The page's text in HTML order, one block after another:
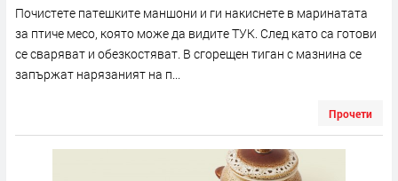
Почистете патешките маншони и ги накиснете в маринатата
за птиче месо, която може да видите ТУК. След като са готови
се сваряват и обезкостяват. В сгорещен тиган с мазнина се
запържат нарязаният на п...
Прочети